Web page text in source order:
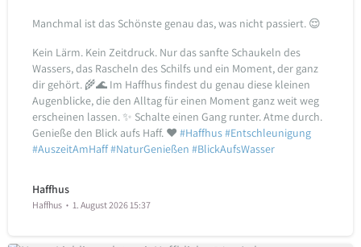
Manchmal ist das Schönste genau das, was nicht passiert. 😌
Kein Lärm. Kein Zeitdruck. Nur das sanfte Schaukeln des
Wassers, das Rascheln des Schilfs und ein Moment, der ganz
dir gehört. 🌾🌊 Im Haffhus findest du genau diese kleinen
Augenblicke, die den Alltag für einen Moment ganz weit weg
erscheinen lassen. ✨ Schalte einen Gang runter. Atme durch.
Genieße den Blick aufs Haff. ♥️ #Haffhus#Entschleunigung
#AuszeitAmHaff#NaturGenießen #BlickAufsWasser
Haffhus
Haffhus 1. August 2026 15:37